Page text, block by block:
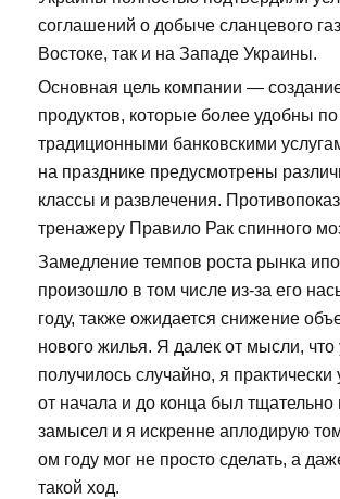
соглашений о добыче сланцевого
Востоке, так и на Западе Украины.
Основная цель компании —
продуктов, которые более удобны
традиционными банковскими
на празднике предусмотрены
классы и развлечения.
тренажеру Правило Рак спинного
Замедление темпов роста рынка
произошло в том числе из-за его
году, также ожидается снижение
нового жилья. Я далек от мысли, что
получилось случайно, я практически
от начала и до конца был
замысел и я искренне аплодирую
ом году мог не просто сделать, а
такой ход.